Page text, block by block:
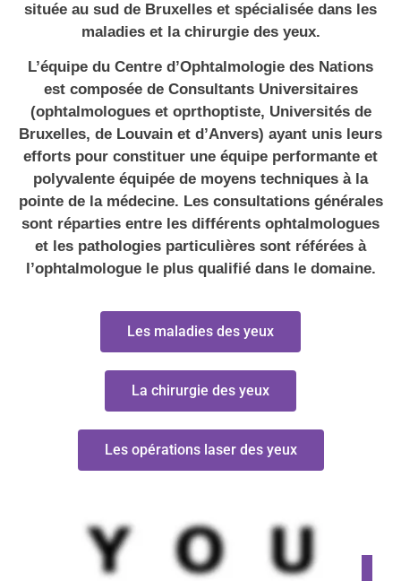
située au sud de Bruxelles et spécialisée dans les
maladies et la chirurgie des yeux.
L’équipe du Centre d’Ophtalmologie des Nations
est composée de Consultants Universitaires
(ophtalmologues et oprthoptiste, Universités de
Bruxelles, de Louvain et d’Anvers) ayant unis leurs
efforts pour constituer une équipe performante et
polyvalente équipée de moyens techniques à la
pointe de la médecine. Les consultations générales
sont réparties entre les différents ophtalmologues
et les pathologies particulières sont référées à
l’ophtalmologue le plus qualifié dans le domaine.
Les maladies des yeux
La chirurgie des yeux
Les opérations laser des yeux